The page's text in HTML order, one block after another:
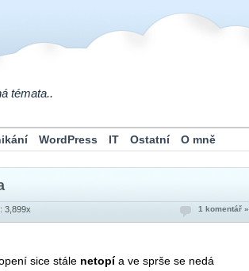
témata..
WordPress IT Ostatní O mně
3,899x 1 komentář »
sice stále netopía ve sprše se nedá